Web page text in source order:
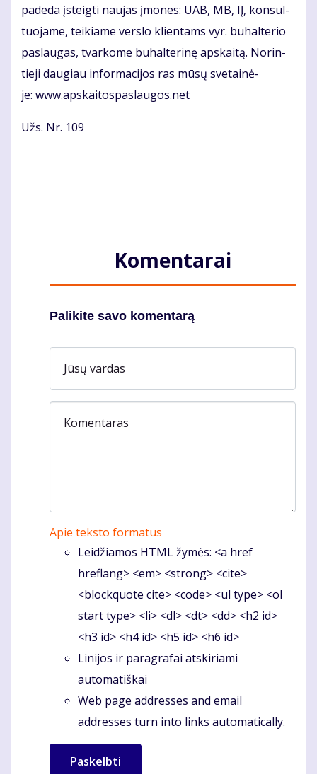
pa­de­da įsteig­ti nau­jas įmo­nes: UAB, MB, IĮ, kon­sul­
tuo­ja­me, tei­kia­me ver­slo klien­tams vyr. bu­hal­te­rio
pa­slau­gas, tvar­ko­me bu­hal­te­ri­nę ap­skai­tą. No­rin­
tie­ji dau­giau in­for­ma­ci­jos ras mū­sų sve­tai­nė­
je: www.ap­skai­tos­pas­lau­gos.net
Užs. Nr. 109
Komentarai
Palikite savo komentarą
Jūsų vardas
Komentaras
Apie teksto formatus
Leidžiamos HTML žymės: <a href
hreflang> <em> <strong> <cite>
<blockquote cite> <code> <ul type> <ol
start type> <li> <dl> <dt> <dd> <h2 id>
<h3 id> <h4 id> <h5 id> <h6 id>
Linijos ir paragrafai atskiriami
automatiškai
Web page addresses and email
addresses turn into links automatically.